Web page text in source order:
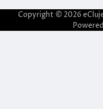
Copyright © 2026